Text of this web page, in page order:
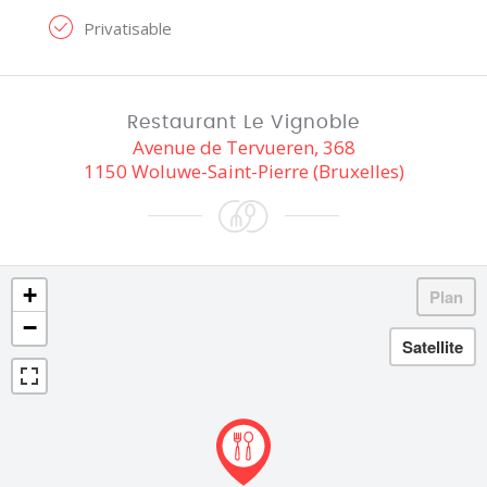
Privatisable
Restaurant Le Vignoble
Avenue de Tervueren, 368
1150 Woluwe-Saint-Pierre (Bruxelles)
+
−